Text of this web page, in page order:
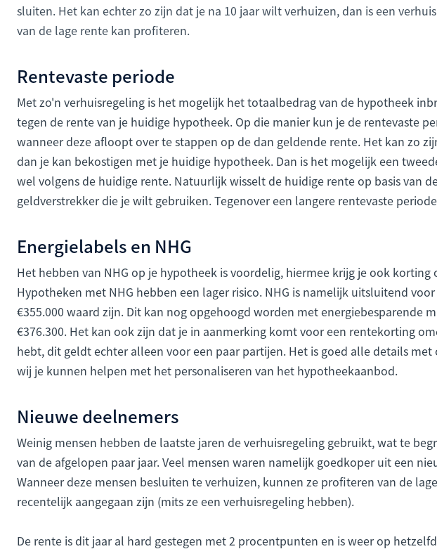
sluiten. Het kan echter zo zijn dat je na 10 jaar wilt verhuizen, dan is een
van de lage rente kan profiteren.
Rentevaste periode
Met zo'n verhuisregeling is het mogelijk het totaalbedrag van de hypotheek
tegen de rente van je huidige hypotheek. Op die manier kun je de rentevaste
wanneer deze afloopt over te stappen op de dan geldende rente. Het kan zo
dan je kan bekostigen met je huidige hypotheek. Dan is het mogelijk een
wel volgens de huidige rente. Natuurlijk wisselt de huidige rente op basis van
geldverstrekker die je wilt gebruiken. Tegenover een langere rentevaste
Energielabels en NHG
Het hebben van NHG op je hypotheek is voordelig, hiermee krijg je ook
Hypotheken met NHG hebben een lager risico. NHG is namelijk uitsluitend
€355.000 waard zijn. Dit kan nog opgehoogd worden met energiebesparende
€376.300. Het kan ook zijn dat je in aanmerking komt voor een rentekorting
hebt, dit geldt echter alleen voor een paar partijen. Het is goed alle details
wij je kunnen helpen met het personaliseren van het hypotheekaanbod.
Nieuwe deelnemers
Weinig mensen hebben de laatste jaren de verhuisregeling gebruikt, wat te
van de afgelopen paar jaar. Veel mensen waren namelijk goedkoper uit een
Wanneer deze mensen besluiten te verhuizen, kunnen ze profiteren van de
recentelijk aangegaan zijn (mits ze een verhuisregeling hebben).
De rente is dit jaar al hard gestegen met 2 procentpunten en is weer op